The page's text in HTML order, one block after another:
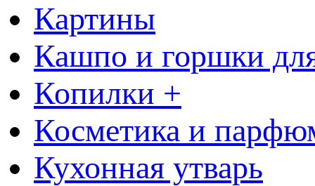
Картины
Кашпо и горшки
Копилки +
Косметика и
Кухонная утварь